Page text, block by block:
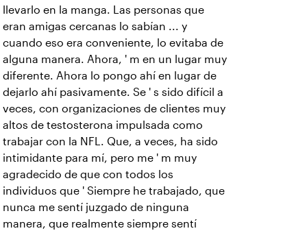
llevarlo en la manga. Las personas que
eran amigas cercanas lo sabían ... y
cuando eso era conveniente, lo evitaba de
alguna manera. Ahora, ' m en un lugar muy
diferente. Ahora lo pongo ahí en lugar de
dejarlo ahí pasivamente. Se ' s sido difícil a
veces, con organizaciones de clientes muy
altos de testosterona impulsada como
trabajar con la NFL. Que, a veces, ha sido
intimidante para mí, pero me ' m muy
agradecido de que con todos los
individuos que ' Siempre he trabajado, que
nunca me sentí juzgado de ninguna
manera, que realmente siempre sentí